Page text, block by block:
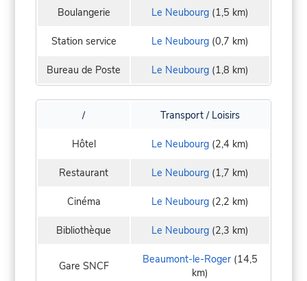
Boulangerie Le Neubourg (1,5 km)
Station service Le Neubourg (0,7 km)
Bureau de Poste Le Neubourg (1,8 km)
/ Transport / Loisirs
Hôtel Le Neubourg (2,4 km)
Restaurant Le Neubourg (1,7 km)
Cinéma Le Neubourg (2,2 km)
Bibliothèque Le Neubourg (2,3 km)
Gare SNCF Beaumont-le-Roger (14,5
km)